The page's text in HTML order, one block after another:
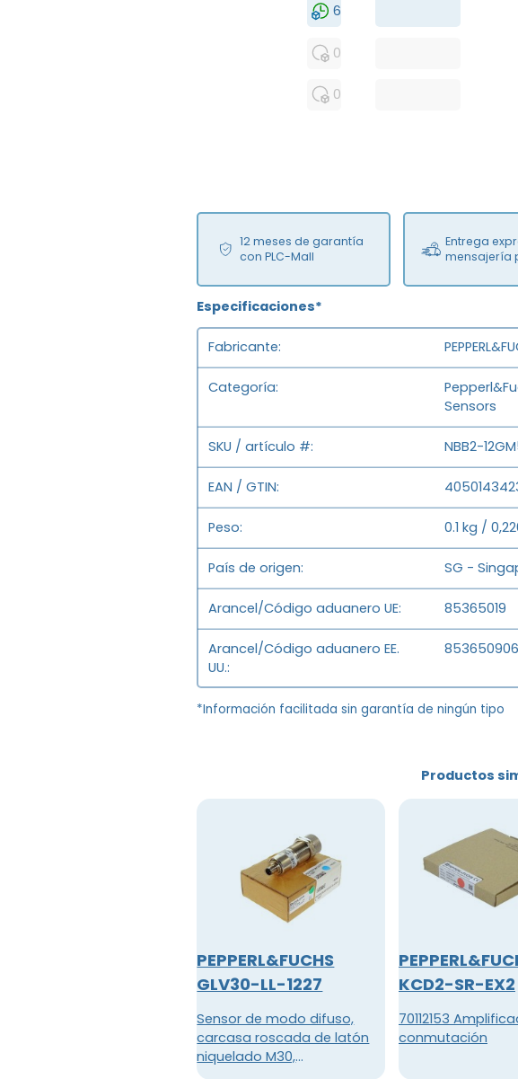
6
0
0
12 meses de garantía
con PLC-Mall
Entrega
mensajería
Especificaciones*
Fabricante
Categoría
Sensors
SKU / artículo # NBB2-
EAN / GTIN
Peso 0.1 kg /
País de origen SG -
Arancel/Código aduanero UE 85365019
Arancel/Código aduanero EE.
UU.
*Información facilitada sin garantía de ningún tipo
Productos
PEPPERL&FUCHS
GLV30-LL-1227
Sensor de modo difuso,
carcasa roscada de latón
niquelado M30,
KCD2-SR-EX2
70112153
conmutación